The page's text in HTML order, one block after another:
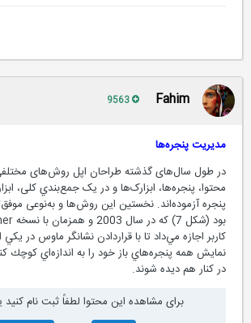
Fahim
مدیریت پنجره‌ها
در طول سال‌های گذشته طراحان اپل روش‌های مختلفی
محتوا، پنجره‌ها، ابزارک‌‌ها و در یک جمع‌بندي کلی،
كاربر اجازه مي‌داد تا با قراردادن نشانگر ماوس در يكي
نمايش همه پنجره‌هاي باز خود را به اندازه‌اي كوچك
در كنار هم ديده شوند.
برای مشاهده این محتوا لطفاً ثبت نام کنید یا